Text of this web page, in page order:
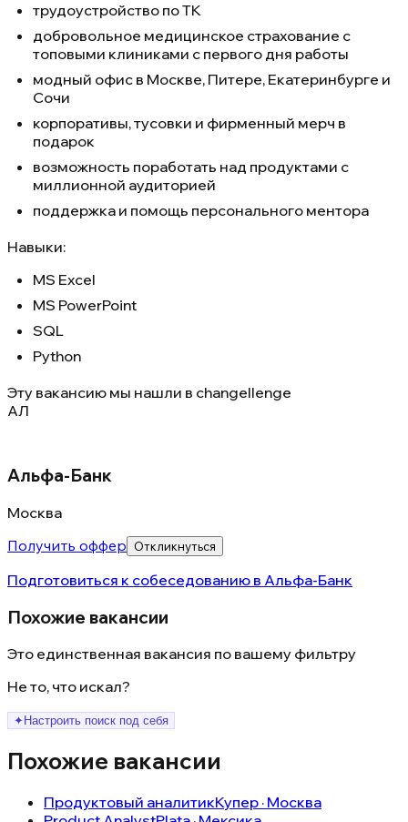
трудоустройство по ТК
добровольное медицинское страхование с
топовыми клиниками с первого дня работы
модный офис в Москве, Питере, Екатеринбурге и
Сочи
корпоративы, тусовки и фирменный мерч в
подарок
возможность поработать над продуктами с
миллионной аудиторией
поддержка и помощь персонального ментора
Навыки:
MS Excel
MS PowerPoint
SQL
Python
Эту вакансию мы нашли в changellenge
АЛ
Альфа-Банк
Москва
Получить оффер
Откликнуться
Подготовиться к собеседованию в Альфа-Банк
Похожие вакансии
Это единственная вакансия по вашему фильтру
Не то, что искал?
✦ Настроить поиск под себя
Похожие вакансии
Продуктовый аналитикКупер · Москва